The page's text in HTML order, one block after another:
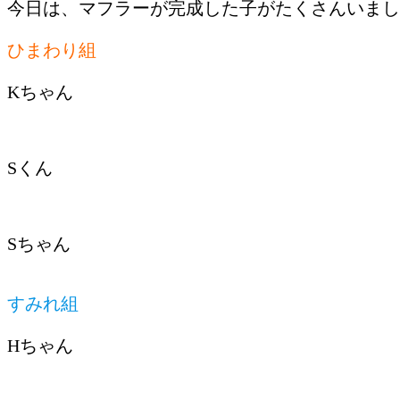
今日は、マフラーが完成した子がたくさんいま
ひまわり組
Kちゃん
Sくん
Sちゃん
すみれ組
Hちゃん